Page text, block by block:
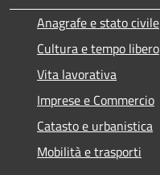
Anagrafe e stato civile
Cultura e tempo libero
Vita lavorativa
Imprese e Commercio
Catasto e urbanistica
Mobilità e trasporti